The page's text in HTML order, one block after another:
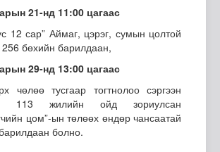
21-нд 11:00 цагаас
12 сар” Аймаг, цэрэг, сумын цолтой
бөхийн барилдаан,
29-нд 13:00 цагаас
чөлөө тусгаар тогтнолоо сэргээн
113 жилийн ойд зориулсан
цом”-ын төлөөх өндөр чансаатай
болно.